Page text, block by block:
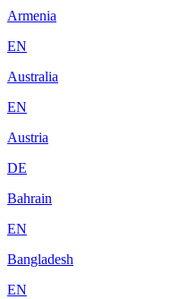
Armenia
EN
Australia
EN
Austria
DE
Bahrain
EN
Bangladesh
EN